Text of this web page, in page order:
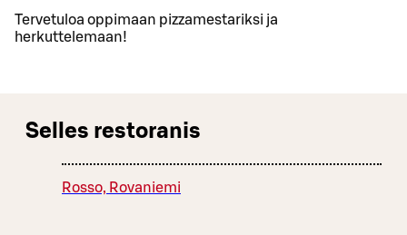
Tervetuloa oppimaan pizzamestariksi ja
herkuttelemaan!
Selles restoranis
Rosso, Rovaniemi